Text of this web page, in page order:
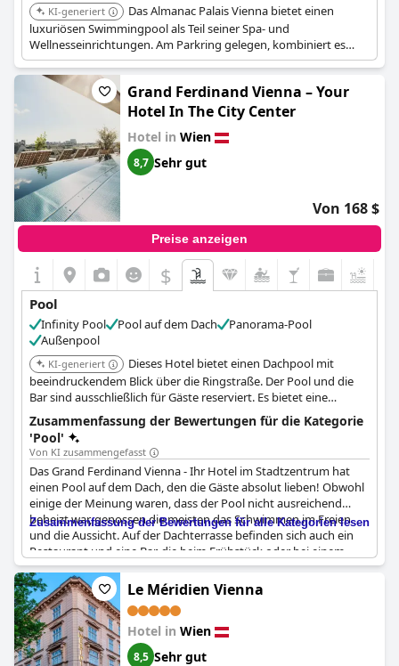
KI-generiert
Das Almanac Palais Vienna bietet einen
luxuriösen Swimmingpool als Teil seiner Spa- und
Wellnesseinrichtungen. Am Parkring gelegen, kombiniert es
historische Eleganz mit modernen Annehmlichkeiten.
Grand Ferdinand Vienna – Your
Hotel In The City Center
Hotel in Wien
8,7 Sehr gut
Von 168 $
Preise anzeigen
$
Pool
Infinity Pool Pool auf dem Dach
Panorama-Pool
Außenpool
KI-generiert
Dieses Hotel bietet einen Dachpool mit
beeindruckendem Blick über die Ringstraße. Der Pool und die
Bar sind ausschließlich für Gäste reserviert. Es bietet eine
einzigartige Wiener Eleganz mit zeitgenössischem Glanz.
Zusammenfassung der Bewertungen für die Kategorie
'Pool'
Von KI zusammengefasst
Das Grand Ferdinand Vienna - Ihr Hotel im Stadtzentrum hat
einen Pool auf dem Dach, den die Gäste absolut lieben! Obwohl
einige der Meinung waren, dass der Pool nicht ausreichend
beheizt war, genossen die meisten das Schwimmen im Freien
und die Aussicht. Auf der Dachterrasse befinden sich auch ein
Restaurant und eine Bar, die beim Frühstück oder bei einem
Drink ein magisches Erlebnis bieten. Der hoteleigene Parkservice
erleichtert den Gästen den Weg zum Pool auf dem Dach.
Insgesamt empfehlen die Gäste dieses Hotel wegen seiner
beiden Spitzenrestaurants, des ausgezeichneten Frühstücks
und der Grand Étage im 8. Stock mit einer wunderschönen
Dachterrasse und einem Pool.
Zusammenfassung der Bewertungen für alle Kategorien lesen
Le Méridien Vienna
Hotel in Wien
8,5 Sehr gut